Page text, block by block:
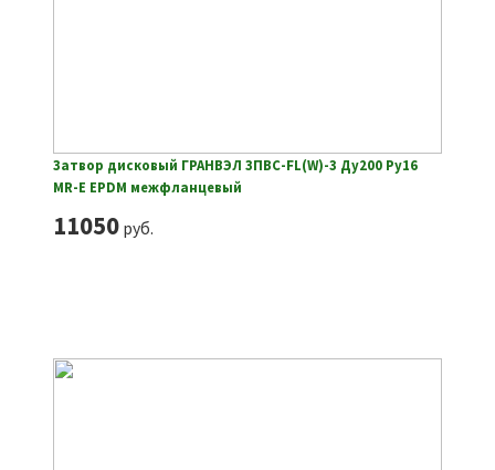
Затвор дисковый ГРАНВЭЛ ЗПВС-FL(W)-3 Ду200 Ру16
MR-E EPDM межфланцевый
11050руб.